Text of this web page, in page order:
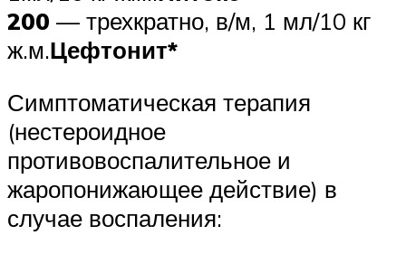
200 — трехкратно, в/м, 1 мл/10 кг
ж.м.Цефтонит*
Симптоматическая терапия
(нестероидное
противовоспалительное и
жаропонижающее действие) в
случае воспаления: